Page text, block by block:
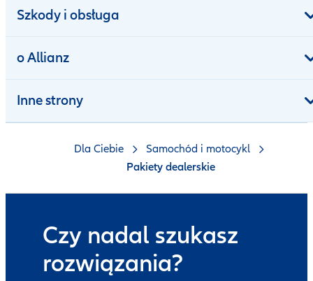
Szkody i obsługa
o Allianz
Inne strony
Czy nadal szukasz
rozwiązania?
Dla Ciebie
Samochód i motocykl
Pakiety dealerskie